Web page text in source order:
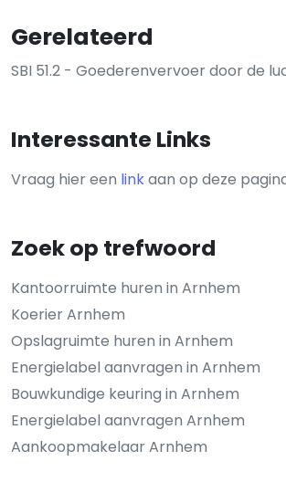
Gerelateerd
SBI 51.2 - Goederenvervoer door de
Interessante Links
Vraag hier een linkaan op deze
Zoek op trefwoord
Kantoorruimte huren in Arnhem
Koerier Arnhem
Opslagruimte huren in Arnhem
Energielabel aanvragen in Arnhem
Bouwkundige keuring in Arnhem
Energielabel aanvragen Arnhem
Aankoopmakelaar Arnhem